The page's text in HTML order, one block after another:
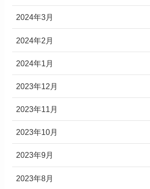
2024年3月
2024年2月
2024年1月
2023年12月
2023年11月
2023年10月
2023年9月
2023年8月